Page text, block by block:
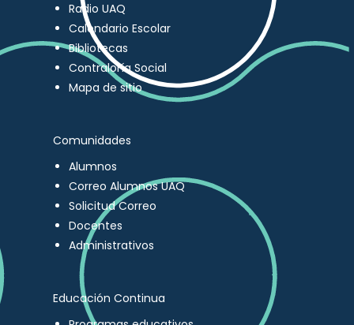
Radio UAQ
Calendario Escolar
Bibliotecas
Contraloría Social
Mapa de sitio
Comunidades
Alumnos
Correo Alumnos UAQ
Solicitud Correo
Docentes
Administrativos
Educación Continua